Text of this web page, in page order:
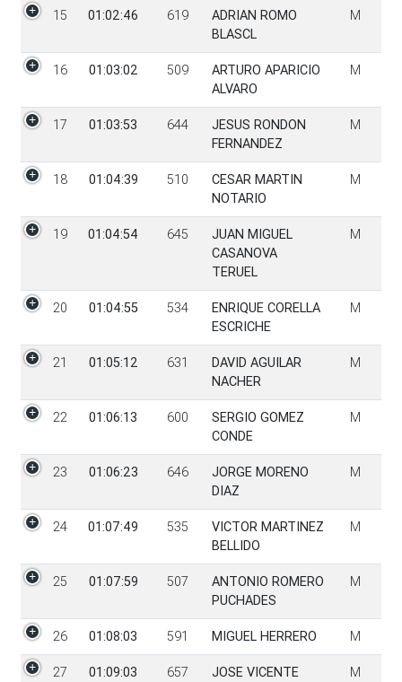
15 01:02:46 619
ADRIAN ROMO
BLASCL
M
16 01:03:02 509
ARTURO APARICIO
ALVARO
M
17 01:03:53 644
JESUS RONDON
FERNANDEZ
M
18 01:04:39 510
CESAR MARTIN
NOTARIO
M
19 01:04:54 645
JUAN MIGUEL
CASANOVA
TERUEL
M
20 01:04:55 534
ENRIQUE CORELLA
ESCRICHE
M
21 01:05:12 631
DAVID AGUILAR
NACHER
M
22 01:06:13 600
SERGIO GOMEZ
CONDE
M
23 01:06:23 646
JORGE MORENO
DIAZ
M
24 01:07:49 535
VICTOR MARTINEZ
BELLIDO
M
25 01:07:59 507
ANTONIO ROMERO
PUCHADES
M
26 01:08:03 591 MIGUEL HERRERO M
27 01:09:03 657
JOSE VICENTE
M